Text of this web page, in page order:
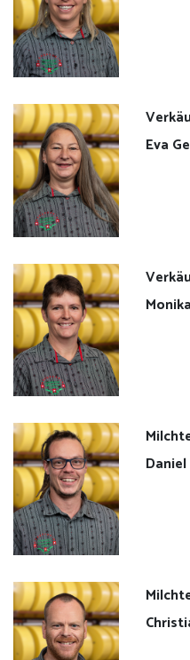
Gastropartner
Kontakt
Impressum
Eva